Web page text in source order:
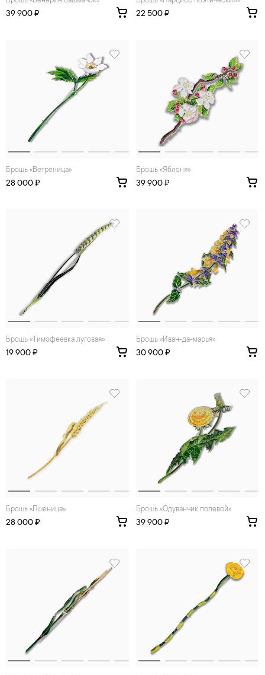
39 900 ₽ 22 500 ₽
Брошь «Ветреница»
28 000 ₽
Брошь «Яблоня»
39 900 ₽
Брошь «Тимофеевка луговая»
19 900 ₽
Брошь «Иван-да-марья»
30 900 ₽
Брошь «Пшеница»
28 000 ₽
Брошь «Одуванчик полевой»
39 900 ₽